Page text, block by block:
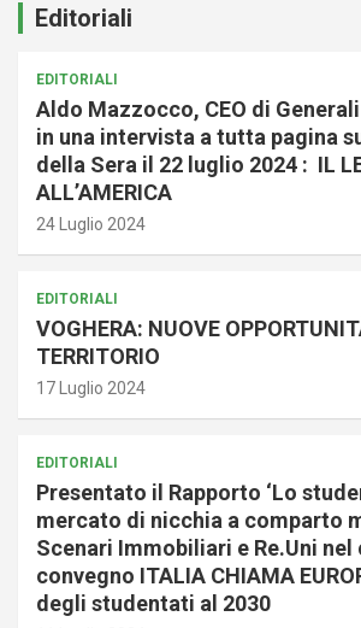
Editoriali
EDITORIALI
Aldo Mazzocco, CEO di
in una intervista a tutta pagina
della Sera il 22 luglio 2024 : IL
ALL’AMERICA
24 Luglio 2024
EDITORIALI
VOGHERA: NUOVE
TERRITORIO
17 Luglio 2024
EDITORIALI
Presentato il Rapporto ‘Lo
mercato di nicchia a comparto
Scenari Immobiliari e Re.Uni nel
convegno ITALIA CHIAMA
degli studentati al 2030